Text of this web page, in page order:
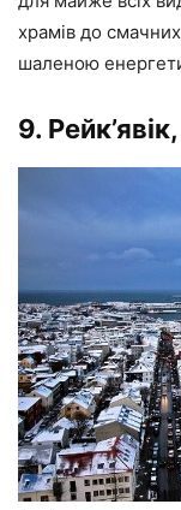
храмів до смачних
шаленою
9.